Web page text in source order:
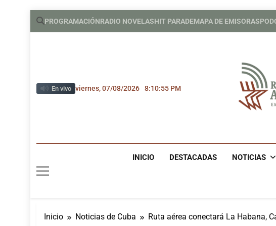
Saltar
PROGRAMACIÓNRADIO NOVELASHIT PARADEMAPA DE EMISORAS
En vivo viernes, 07/08/2026 8:10:56 PM
INICIO DESTACADAS NOTICIAS
Inicio Noticias de Cuba Ruta aérea conectará La Habana,